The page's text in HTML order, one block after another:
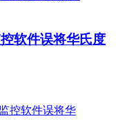
软件误将华氏度